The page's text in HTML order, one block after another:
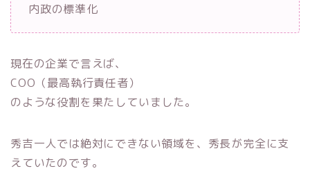
内政の標準化
現在の企業で言えば、
COO（最高執行責任者）
のような役割を果たしていました。
秀吉一人では絶対にできない領域を、秀長が完全に支
えていたのです。